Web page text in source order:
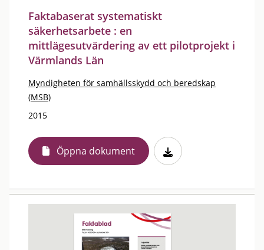
Faktabaserat systematiskt
säkerhetsarbete : en
mittlägesutvärdering av ett pilotprojekt i
Värmlands Län
Myndigheten för samhällsskydd och beredskap
(MSB)
2015
Öppna dokument